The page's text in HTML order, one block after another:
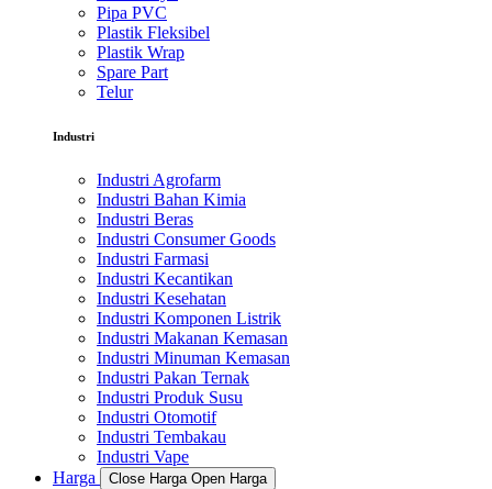
Pipa PVC
Plastik Fleksibel
Plastik Wrap
Spare Part
Telur
Industri
Industri Agrofarm
Industri Bahan Kimia
Industri Beras
Industri Consumer Goods
Industri Farmasi
Industri Kecantikan
Industri Kesehatan
Industri Komponen Listrik
Industri Makanan Kemasan
Industri Minuman Kemasan
Industri Pakan Ternak
Industri Produk Susu
Industri Otomotif
Industri Tembakau
Industri Vape
Harga
Close Harga Open Harga